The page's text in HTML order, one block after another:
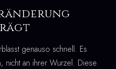
genauso schnell. Es
nicht an ihrer Wurzel. Diese